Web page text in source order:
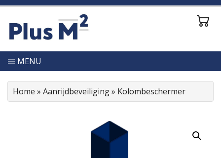
MENU
Home » Aanrijdbeveiliging» Kolombeschermer